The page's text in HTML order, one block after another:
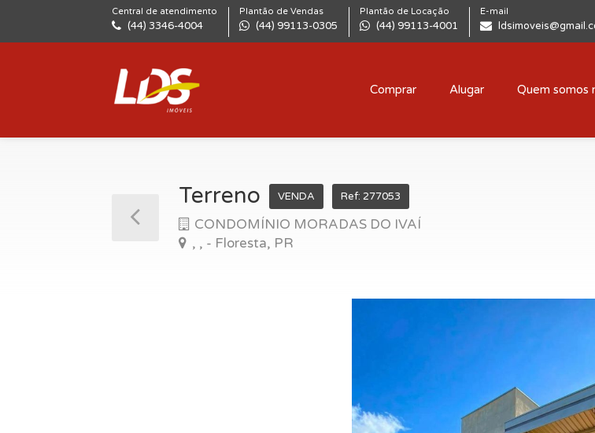
Central de atendimento
(44) 3346-4004
Plantão de Vendas
(44) 99113-0305
Plantão de Locação
(44) 99113-4001
E-mail
Comprar Alugar Quem somos
Terreno VENDA Ref: 277053
CONDOMÍNIO MORADAS DO IVAÍ
, , - Floresta, PR